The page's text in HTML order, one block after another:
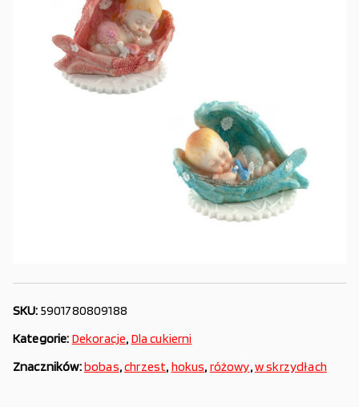
SKU: 5901780809188
Kategorie: Dekoracje, Dla cukierni
Znaczników:bobas,chrzest, hokus, różowy,w skrzydłach